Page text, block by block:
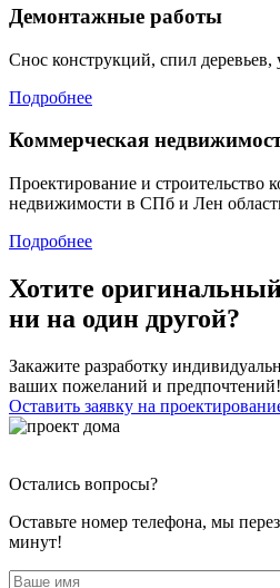
Демонтажные работы
Снос конструкций, спил деревьев,
Подробнее
Коммерческая
Проектирование и строительство
недвижимости в СПб и Лен
Подробнее
Хотите
ни на один другой?
Закажите разработку
ваших пожеланий и предпочтений!
Оставить заявку на
Остались вопросы?
Оставьте номер телефона, мы
минут!